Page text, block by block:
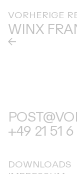
VORHERIGE
WINX
+49 21 51
IMPRESSUM
DOWNLOADS